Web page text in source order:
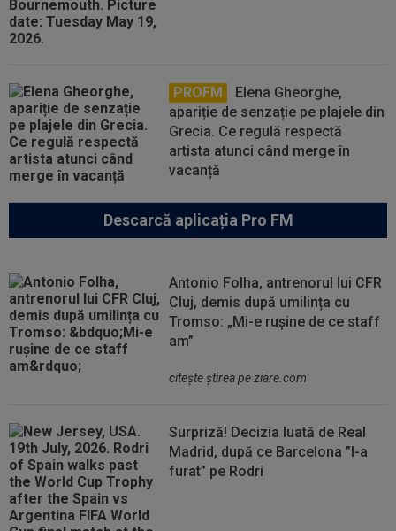
PROFM
Elena Gheorghe,
apariție de senzație pe plajele din
Grecia. Ce regulă respectă
artista atunci când merge în
vacanță
Descarcă aplicația Pro FM
Antonio Folha, antrenorul lui CFR
Cluj, demis după umilința cu
Tromso: „Mi-e rușine de ce staff
am”
citeşte ştirea pe ziare.com
Surpriză! Decizia luată de Real
Madrid, după ce Barcelona ”l-a
furat” pe Rodri